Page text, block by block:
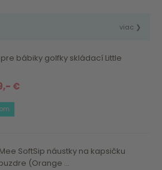
viac ❯
bábiky golfky skládací Little
€
SoftSip náustky na kapsičku
(Orange ...